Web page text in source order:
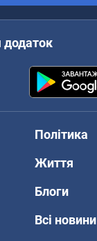
Політика
Життя
Блоги
Всі новини